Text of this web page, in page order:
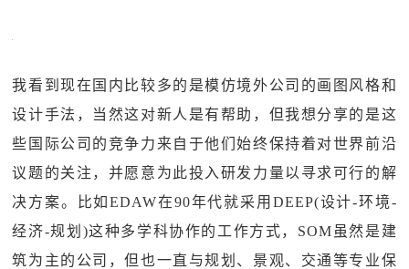
我看到现在国内比较多的是模仿境外公司的画图风格和
设计手法，当然这对新人是有帮助，但我想分享的是这
些国际公司的竞争力来自于他们始终保持着对世界前沿
议题的关注，并愿意为此投入研发力量以寻求可行的解
决方案。比如EDAW在90年代就采用DEEP(设计-环境-
经济-规划)这种多学科协作的工作方式，SOM虽然是建
筑为主的公司，但也一直与规划、景观、交通等专业保